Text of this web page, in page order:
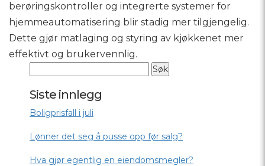
berøringskontroller og integrerte systemer for
hjemmeautomatisering blir stadig mer tilgjengelig.
Dette gjør matlaging og styring av kjøkkenet mer
effektivt og brukervennlig.
Siste innlegg
Boligprisfall i juli
Lønner det seg å pusse opp før salg?
Hva gjør egentlig en eiendomsmegler?